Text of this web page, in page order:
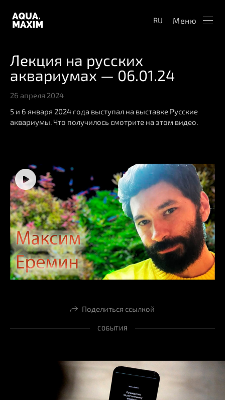
RU Меню
Лекция на русских
аквариумах — 06.01.24
26 апреля 2024
5 и 6 января 2024 года выступал на выставке Русские
аквариумы. Что получилось смотрите на этом видео.
Поделиться ссылкой
СОБЫТИЯ